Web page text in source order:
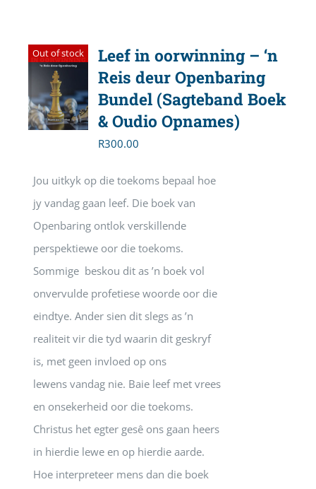
Out of stock
Leef in oorwinning – ‘n
Reis deur Openbaring
Bundel (Sagteband Boek
& Oudio Opnames)
R300.00
Jou uitkyk op die toekoms bepaal hoe
jy vandag gaan leef. Die boek van
Openbaring ontlok verskillende
perspektiewe oor die toekoms.
Sommige beskou dit as ’n boek vol
onvervulde profetiese woorde oor die
eindtye. Ander sien dit slegs as ’n
realiteit vir die tyd waarin dit geskryf
is, met geen invloed op ons
lewens vandag nie. Baie leef met vrees
en onsekerheid oor die toekoms.
Christus het egter gesê ons gaan heers
in hierdie lewe en op hierdie aarde.
Hoe interpreteer mens dan die boek